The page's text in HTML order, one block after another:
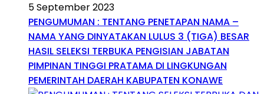
5 September 2023
PENGUMUMAN : TENTANG PENETAPAN NAMA –
NAMA YANG DINYATAKAN LULUS 3 (TIGA) BESAR
HASIL SELEKSI TERBUKA PENGISIAN JABATAN
PIMPINAN TINGGI PRATAMA DI LINGKUNGAN
PEMERINTAH DAERAH KABUPATEN KONAWE